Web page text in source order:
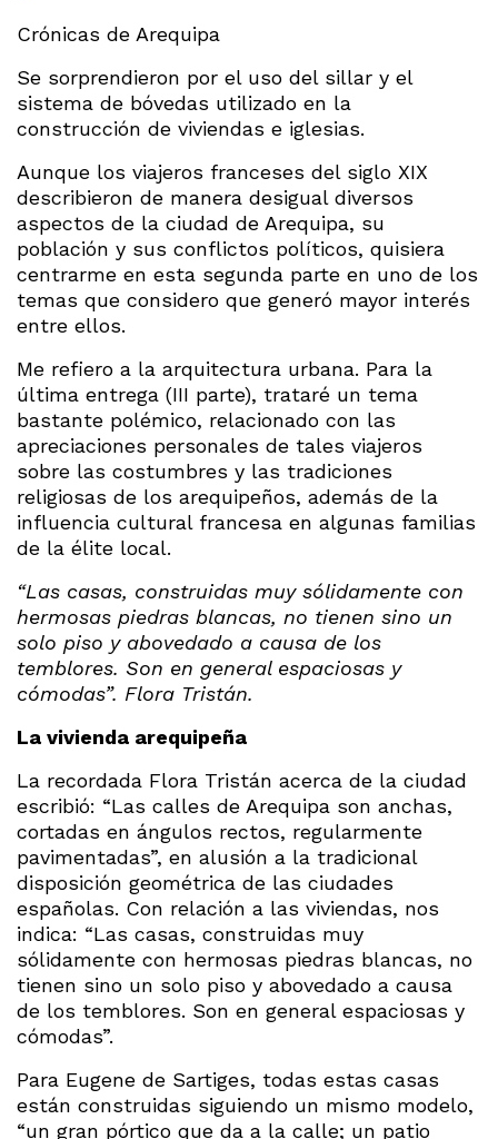
Crónicas de Arequipa
Se sorprendieron por el uso del sillar y el
sistema de bóvedas utilizado en la
construcción de viviendas e iglesias.
Aunque los viajeros franceses del siglo XIX
describieron de manera desigual diversos
aspectos de la ciudad de Arequipa, su
población y sus conflictos políticos, quisiera
centrarme en esta segunda parte en uno de los
temas que considero que generó mayor interés
entre ellos.
Me refiero a la arquitectura urbana. Para la
última entrega (III parte), trataré un tema
bastante polémico, relacionado con las
apreciaciones personales de tales viajeros
sobre las costumbres y las tradiciones
religiosas de los arequipeños, además de la
influencia cultural francesa en algunas familias
de la élite local.
“Las casas, construidas muy sólidamente con
hermosas piedras blancas, no tienen sino un
solo piso y abovedado a causa de los
temblores. Son en general espaciosas y
cómodas”. Flora Tristán.
La vivienda arequipeña
La recordada Flora Tristán acerca de la ciudad
escribió: “Las calles de Arequipa son anchas,
cortadas en ángulos rectos, regularmente
pavimentadas”, en alusión a la tradicional
disposición geométrica de las ciudades
españolas. Con relación a las viviendas, nos
indica: “Las casas, construidas muy
sólidamente con hermosas piedras blancas, no
tienen sino un solo piso y abovedado a causa
de los temblores. Son en general espaciosas y
cómodas”.
Para Eugene de Sartiges, todas estas casas
están construidas siguiendo un mismo modelo,
“un gran pórtico que da a la calle; un patio